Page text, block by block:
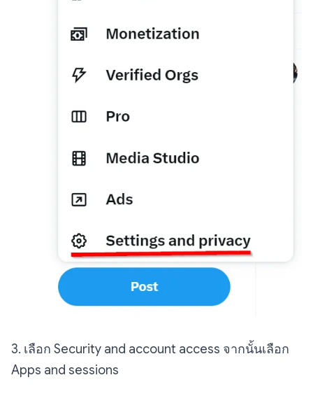
3. เลือก Security and account access จากนั้นเลือก
Apps and sessions